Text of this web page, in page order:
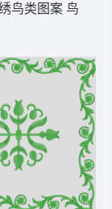
鸟类图案 鸟